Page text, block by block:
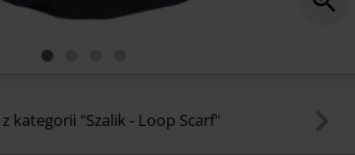
kategorii "Szalik - Loop Scarf"